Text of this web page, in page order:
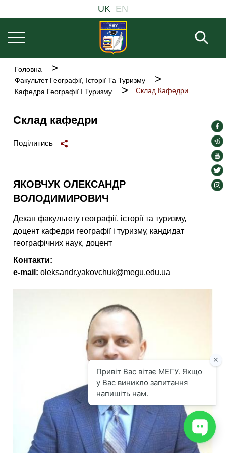
до
основного
вмісту
навіґація
UK EN
Рядок
навіґації
Головна
Факультет Географії, Історії Та Туризму
Кафедра Географії І Туризму
Склад Кафедри
Склад кафедри
Поділитись
ЯКОВЧУК ОЛЕКСАНДР
ВОЛОДИМИРОВИЧ
Декан факультету географії, історії та туризму,
доцент кафедри географії і туризму, кандидат
географічних наук, доцент
Контакти:
e-mail:oleksandr.yakovchuk@megu.edu.ua